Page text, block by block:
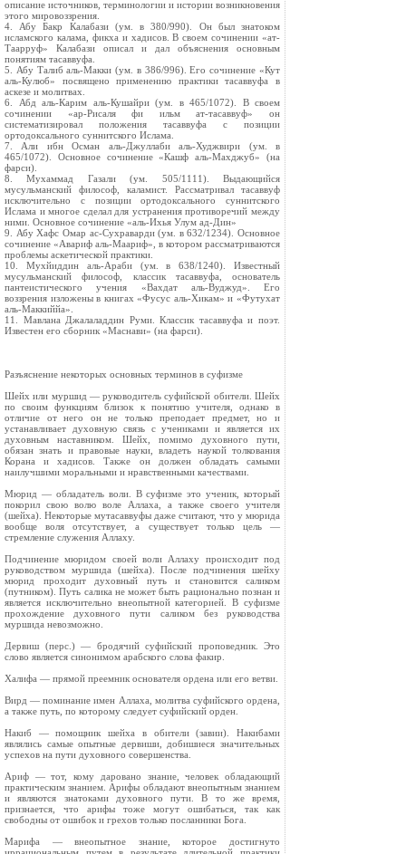
описание источников, терминологии и истории возникновения
этого мировоззрения.
4. Абу Бакр Калабази (ум. в 380/990). Он был знатоком
исламского калама, фикха и хадисов. В своем сочинении «ат-
Таарруф» Калабази описал и дал объяснения основным
понятиям тасаввуфа.
5. Абу Талиб аль-Макки (ум. в 386/996). Его сочинение «Кут
аль-Кулюб» посвящено применению практики тасаввуфа в
аскезе и молитвах.
6. Абд аль-Карим аль-Кушайри (ум. в 465/1072). В своем
сочинении «ар-Рисаля фи ильм ат-тасаввуф» он
систематизировал положения тасаввуфа с позиции
ортодоксального суннитского Ислама.
7. Али ибн Осман аль-Джуллаби аль-Худжвири (ум. в
465/1072). Основное сочинение «Кашф аль-Махджуб» (на
фарси).
8. Мухаммад Газали (ум. 505/1111). Выдающийся
мусульманский философ, каламист. Рассматривал тасаввуф
исключительно с позиции ортодоксального суннитского
Ислама и многое сделал для устранения противоречий между
ними. Основное сочинение «аль-Ихья Улум ад-Дин»
9. Абу Хафс Омар ас-Сухраварди (ум. в 632/1234). Основное
сочинение «Авариф аль-Маариф», в котором рассматриваются
проблемы аскетической практики.
10. Мухйиддин аль-Араби (ум. в 638/1240). Известный
мусульманский философ, классик тасаввуфа, основатель
пантеистического учения «Вахдат аль-Вуджуд». Его
воззрения изложены в книгах «Фусус аль-Хикам» и «Футухат
аль-Маккиййа».
11. Мавлана Джалаладдин Руми. Классик тасаввуфа и поэт.
Известен его сборник «Маснави» (на фарси).
Разъяснение некоторых основных терминов в суфизме
Шейх или муршид — руководитель суфийской обители. Шейх
по своим функциям близок к понятию учителя, однако в
отличие от него он не только преподает предмет, но и
устанавливает духовную связь с учениками и является их
духовным наставником. Шейх, помимо духовного пути,
обязан знать и правовые науки, владеть наукой толкования
Корана и хадисов. Также он должен обладать самыми
наилучшими моральными и нравственными качествами.
Мюрид — обладатель воли. В суфизме это ученик, который
покорил свою волю воле Аллаха, а также своего учителя
(шейха). Некоторые мутасаввуфы даже считают, что у мюрида
вообще воля отсутствует, а существует только цель —
стремление служения Аллаху.
Подчинение мюридом своей воли Аллаху происходит под
руководством муршида (шейха). После подчинения шейху
мюрид проходит духовный путь и становится саликом
(путником). Путь салика не может быть рационально познан и
является исключительно внеопытной категорией. В суфизме
прохождение духовного пути саликом без руководства
муршида невозможно.
Дервиш (перс.) — бродячий суфийский проповедник. Это
слово является синонимом арабского слова факир.
Халифа — прямой преемник основателя ордена или его ветви.
Вирд — поминание имен Аллаха, молитва суфийского ордена,
а также путь, по которому следует суфийский орден.
Накиб — помощник шейха в обители (завии). Накибами
являлись самые опытные дервиши, добишиеся значительных
успехов на пути духовного совершенства.
Ариф — тот, кому даровано знание, человек обладающий
практическим знанием. Арифы обладают внеопытным знанием
и являются знатоками духовного пути. В то же время,
признается, что арифы тоже могут ошибаться, так как
свободны от ошибок и грехов только посланники Бога.
Марифа — внеопытное знание, которое достигнуто